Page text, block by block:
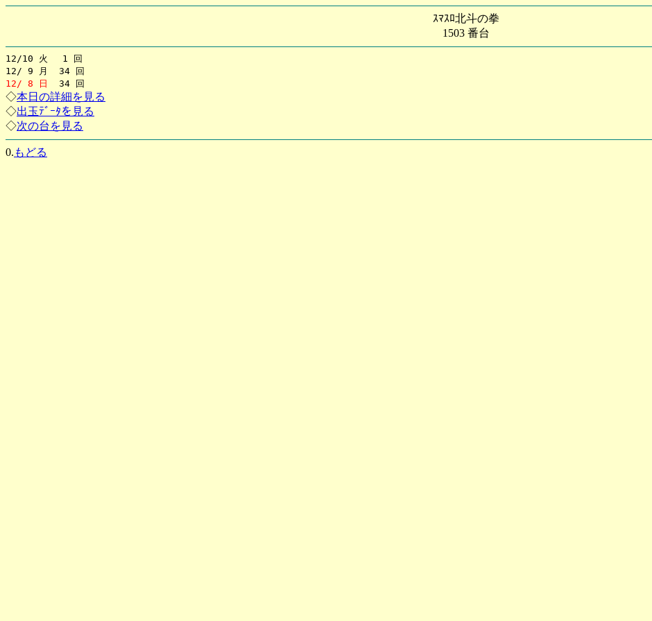
ｽﾏｽﾛ北斗の拳
1503 番台
12/10 火 1 回
12/ 9 月 34 回
12/ 8 日
34 回
◇本日の詳細を見る
◇出玉ﾃﾞｰﾀを見る
◇次の台を見る
0. もどる